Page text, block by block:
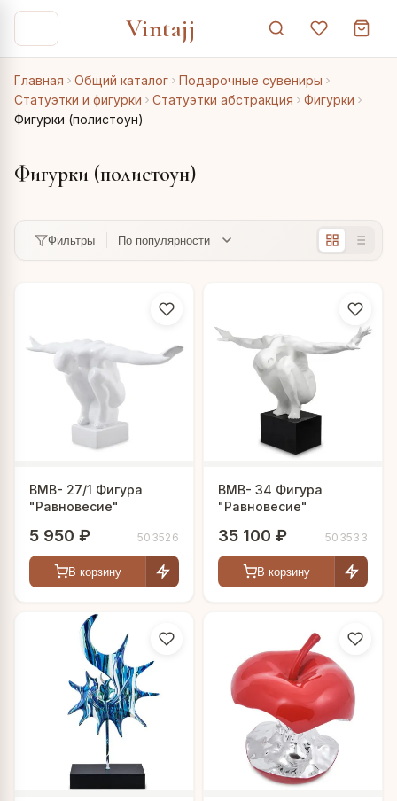
Vintajj
Главная Общий каталог
Подарочные сувениры
Статуэтки и фигурки
Статуэтки абстракция
Фигурки
Фигурки (полистоун)
Фигурки (полистоун)
Фильтры
BMB- 27/1 Фигура
"Равновесие"
5 950 ₽ 503526
В корзину
BMB- 34 Фигура
"Равновесие"
35 100 ₽ 503533
В корзину